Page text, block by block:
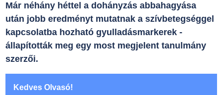
Már néhány héttel a dohányzás abbahagyása
után jobb eredményt mutatnak a szívbetegséggel
kapcsolatba hozható gyulladásmarkerek -
állapították meg egy most megjelent tanulmány
szerzői.
Kedves Olvasó!